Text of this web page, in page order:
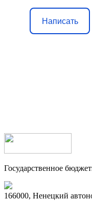
Написать
Государственное
166000, Ненецкий